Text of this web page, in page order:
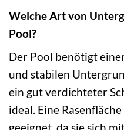
Welche Art von
Pool?
Der Pool benötigt
und stabilen
ein gut verdichteter
ideal. Eine